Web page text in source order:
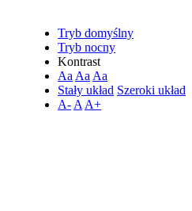
Tryb domyślny
Tryb nocny
Kontrast
Aa Aa Aa
Stały układ Szeroki układ
A- A A+